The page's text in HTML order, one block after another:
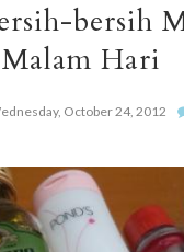
bersih
Malam Hari
October 24, 2012